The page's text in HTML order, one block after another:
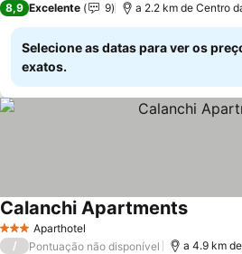
8,9 Excelente 9 a 2.2 km de Centro
Selecione as datas para ver os
exatos.
3 EstrelasAparthotel
Calanchi Apartments
/ Pontuação não disponível a 4.9 km